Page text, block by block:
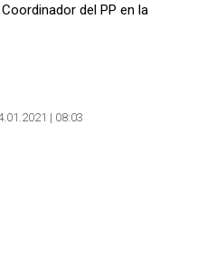
del PP en la
| 08:03